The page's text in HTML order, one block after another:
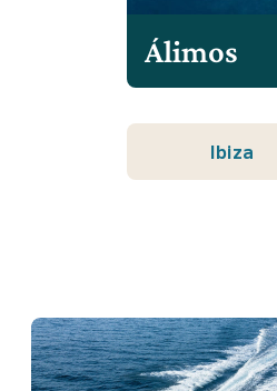
Álimos
Ibiza